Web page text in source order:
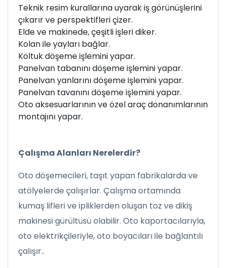
Teknik resim kurallarına uyarak iş görünüşlerini
çıkarır ve perspektifleri çizer.
Elde ve makinede, çeşitli işleri diker.
Kolan ile yayları bağlar.
Koltuk döşeme işlemini yapar.
Panelvan tabanını döşeme işlemini yapar.
Panelvan yanlarını döşeme işlemini yapar.
Panelvan tavanını döşeme işlemini yapar.
Oto aksesuarlarının ve özel araç donanımlarının
montajını yapar.
Çalışma Alanları Nerelerdir?
Oto döşemecileri, taşıt yapan fabrikalarda ve
atölyelerde çalışırlar. Çalışma ortamında
kumaş lifleri ve ipliklerden oluşan toz ve dikiş
makinesi gürültüsü olabilir. Oto kaportacılarıyla,
oto elektrikçileriyle, oto boyacıları ile bağlantılı
çalışır..